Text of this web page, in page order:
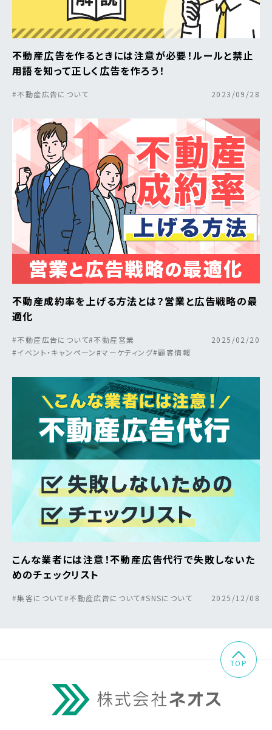
不動産広告を作るときには注意が必要！ルールと禁止
用語を知って正しく広告を作ろう！
#不動産広告について 2023/09/28
不動産成約率を上げる方法とは？営業と広告戦略の最
適化
#不動産広告について#不動産営業
#イベント・キャンペーン#マーケティング#顧客情報
2025/02/20
こんな業者には注意！不動産広告代行で失敗しないた
めのチェックリスト
#集客について#不動産広告について#SNSについて 2025/12/08
TOP